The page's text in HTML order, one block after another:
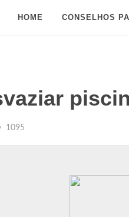
HOME CONSELHOS
1095